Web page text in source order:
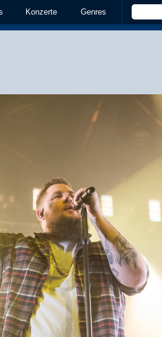
Konzerte Genres